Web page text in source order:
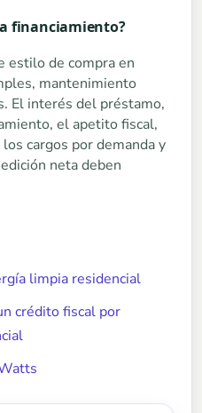
financiamiento?
estilo de compra en
mantenimiento
El interés del préstamo,
el apetito fiscal,
cargos por demanda y
neta deben
limpia residencial
crédito fiscal por